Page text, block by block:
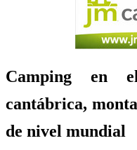
Camping en
cantábrica,
de nivel mundial